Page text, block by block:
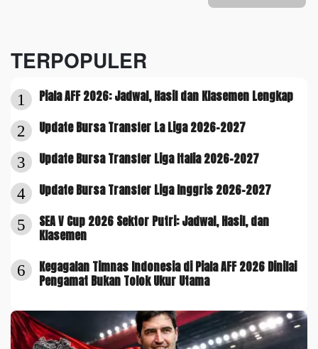
TERPOPULER
1 Piala AFF 2026: Jadwal, Hasil dan Klasemen Lengkap
2 Update Bursa Transfer La Liga 2026-2027
3 Update Bursa Transfer Liga Italia 2026-2027
4 Update Bursa Transfer Liga Inggris 2026-2027
5
SEA V Cup 2026 Sektor Putri: Jadwal, Hasil, dan
Klasemen
6
Kegagalan Timnas Indonesia di Piala AFF 2026 Dinilai
Pengamat Bukan Tolok Ukur Utama